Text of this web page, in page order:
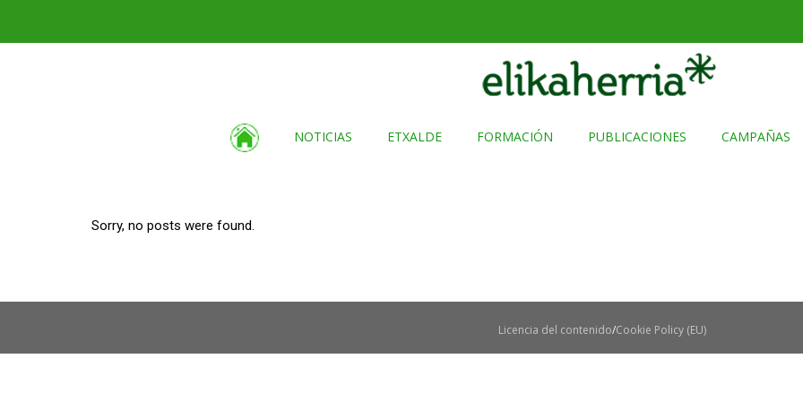
NOTICIAS ETXALDE FORMACIÓN PUBLICACIONES CAMPAÑAS
Sorry, no posts were found.
Licencia del contenido Cookie Policy (EU)